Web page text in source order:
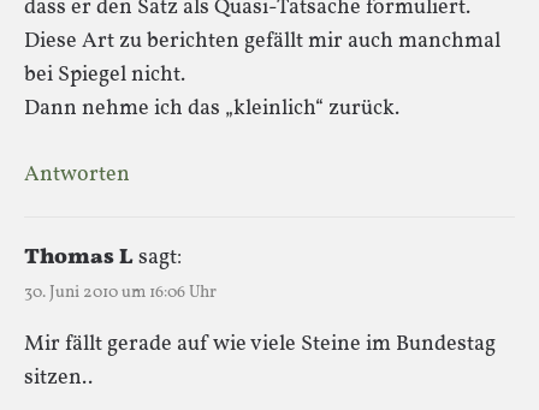
dass er den Satz als Quasi-Tatsache formuliert.
Diese Art zu berichten gefällt mir auch manchmal
bei Spiegel nicht.
Dann nehme ich das „kleinlich“ zurück.
Antworten
Thomas Lsagt:
30. Juni 2010 um 16:06 Uhr
Mir fällt gerade auf wie viele Steine im Bundestag
sitzen..